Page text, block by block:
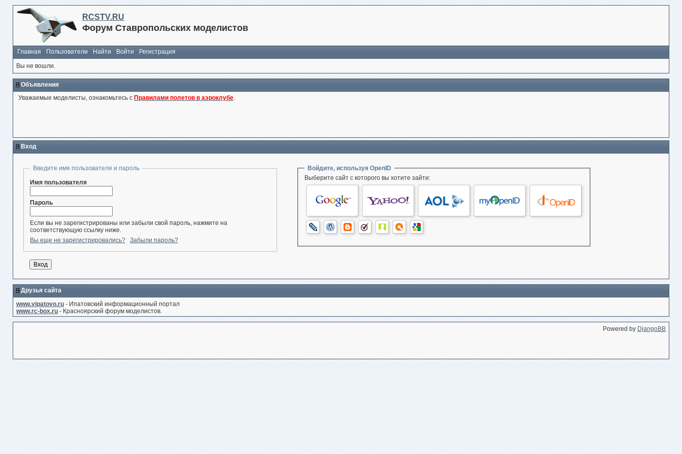
RCSTV.RU
Форум Ставропольских моделистов
Главная Пользователи Найти Войти
Регистрация
Вы не вошли.
Объявления
Уважаемые моделисты, ознакомьтесь с Правилами полетов в аэроклубе.
Вход
Введите имя пользователя и пароль
Имя пользователя
Пароль
Если вы не зарегистрированы или забыли свой пароль, нажмите на
соответствующую ссылку ниже.
Вы еще не зарегистрировались?
Забыли пароль?
Войдите, используя OpenID
Выберите сайт с которого вы хотите зайти:
Друзья сайта
www.vipatovo.ru - Ипатовский информационный портал
www.rc-box.ru - Красноярский форум моделистов.
Powered by DjangoBB